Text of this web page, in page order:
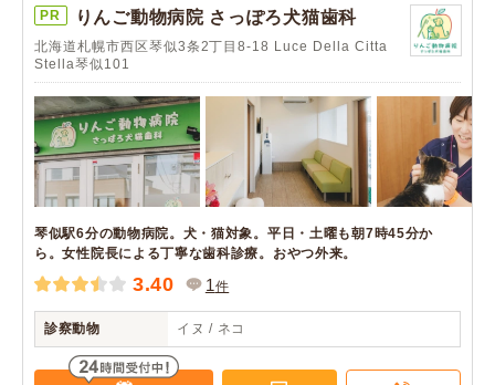
PR りんご動物病院 さっぽろ犬猫歯科
北海道札幌市西区琴似3条2丁目8-18 Luce Della Citta
Stella琴似101
琴似駅6分の動物病院。犬・猫対象。平日・土曜も朝7時45分か
ら。女性院長による丁寧な歯科診療。おやつ外来。
3.40 1件
診察動物 イヌ / ネコ